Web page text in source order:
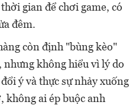
gian để chơi game, có
đêm.
còn định "bùng kèo"
không hiểu vì lý do
ý và thực sự nhảy xuống
không ai ép buộc anh